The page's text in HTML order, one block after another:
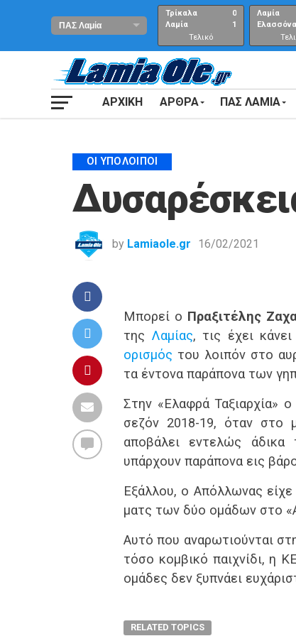
Τρίκαλα
Λαμία
0
1
Τελικό
αποτέλεσμα
Λαμία
Ελασσόνα
ΑΡΧΙΚΗ ΑΡΘΡΑ ΠΑΣ ΛΑΜΙΑ
ΟΙ ΥΠΌΛΟΙΠΟΙ
by Lamiaole.gr 16/02/2021
Μπορεί ο Πραξιτέλης
της Λαμίας, τις έχει
ορισμός του λοιπόν στο
τα έντονα παράπονα των
Στην «Ελαφρά Ταξιαρχία»
σεζόν 2018-19, όταν στο
αποβάλει εντελώς άδικα
υπάρχουν παράπονα εις
Εξάλλου, ο Απόλλωνας είχε
ματς των δύο ομάδων στο
Αυτό που αναρωτιούνται
τόσο κομβικό παιχνίδι, η
ομάδες δεν ξυπνάει
RELATED TOPICS